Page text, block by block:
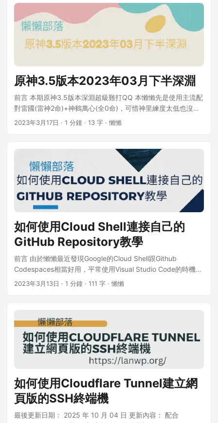
4.foldingathome.org/ 此處若已有 Folding@home 帳號直接登
入即可，若是新加入的朋友點選 Register New Account 進行
註冊。 ...
範例標題 我是範例 我是範例 我是範例 教學 來源網站
LoveIt(原作者) https://github.com/dillonzq/LoveIt hugo-
backup https://github.com/YazidLee/hugo-backup 首先訪
問hugo-backup的Github主頁，然後找到下列4個檔案及fa資
料夾 檔案來源 hugo-backup admonition.css details.css
admonition的CSS設定檔，可以自訂各標籤的顏色、大小、邊
下.\assets\css\extended\admonition.css即可 details.css 此
為admonition右上角箭頭符號的CSS設定檔，用來控制文章的
閉合 複製到hugo根目錄下.\assets\css\extended\details.css
下.\layouts\shortcodes\admonition.html即可 fa-all.css 此為
fontawesome(V5版本)的CSS設定檔，裡頭是fontawesome的
icon設定檔 複製到hugo根目錄下.\assets\css\extended\fa-
all.css即可 ...
原神3.5版本2023年03月下半深淵
前言 本期原神3.5版本深淵超級難打QQ 本懶懶先是使用主流配
對雷國(雷神2命)+神鶴萬心(全0命)，可惜神里練度太低也沒專
武沒順利打過12-3下半的臭沙蟲 只好巴哈原神版爬文參考各位
後來發現第4種配隊打起來最舒適，可以提供給大家參考 第二
層的吸盾怪有點難打，可以先打完12-3再換隊伍回去攻略 配隊
參考 3.5版本深淵配隊
2023年3月17日 · 1 分鐘 · 13 字 · 懶懶
如何使用Cloud Shell連接自己的
GitHub Repository教學
前言 由於懶懶最近發現Google的Cloud Shell跟Github
Codespaces相當好用，平常使用Visual Studio Code的時機也
只有編寫部落格的文章。 所以懶懶目前打算使用Cloud Shell連
Cloud Shell頁面 教學 登入你的Google帳戶後進入Cloud
Shell，接著在Shell輸入中Github CLI指令登入Github 1 gh
auth login Github CLI指令 選擇登入方式等等，請參考範例圖
片 1 2 3 4 5 6 7 nullcode80625@cloudshell:~$ gh auth
login ? What account do you want to log into? GitHub.com ?
What is your preferred protocol for Git operations? HTTPS ?
How would you like to authenticate GitHub CLI? Paste an
authentication token Tip: you can generate a Personal
minimum required scopes are 'repo', 'read:org', 'workflow'. ?
2023年3月13日 · 1 分鐘 · 111 字 · 懶懶
如何使用Cloudflare Tunnel建立網
頁版的SSH終端機
最後更新日期： 2025 年 10 月 04 日 更新內容： 配合